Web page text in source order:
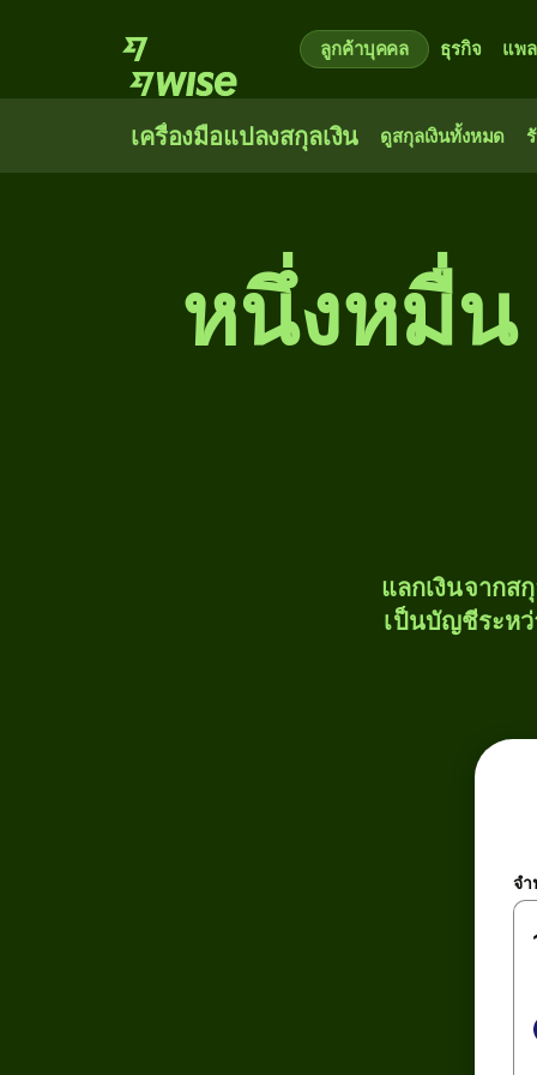
ลูกค้าบุคคล ธุรกิจ แพ
เครื่องมือแปลงสกุลเงิน ดูสกุลเงินทั้งหมด
หนึ่ง​หมื่น
แลกเงินจากส
เป็นบัญชีระหว่
จ